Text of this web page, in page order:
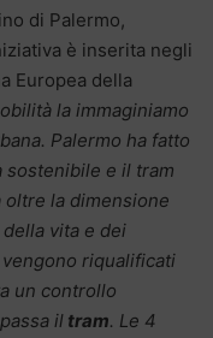
di Palermo,
è inserita negli
Europea della
la immaginiamo
Palermo ha fatto
sostenibile e il tram
la dimensione
vita e dei
riqualificati
un controllo
il tram. Le 4